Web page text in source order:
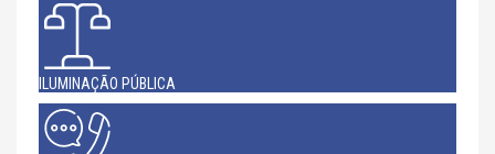
ILUMINAÇÃO PÚBLICA